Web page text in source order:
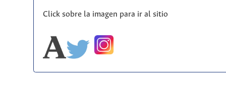
Click sobre la imagen para ir al sitio